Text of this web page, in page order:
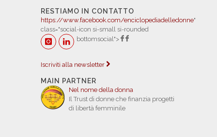
RESTIAMO IN CONTATTO
https://www.facebook.com/enciclopediadelledonne"
class="social-icon si-small si-rounded
bottomsocial">
Iscriviti alla newsletter
MAIN PARTNER
Nel nome della donna
Il Trust di donne che finanzia progetti
di libertà femminile